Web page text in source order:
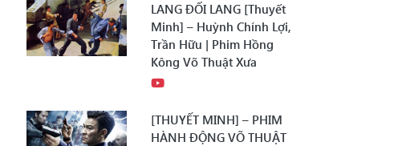
LANG ĐỐI LANG [Thuyết
Minh] – Huỳnh Chính Lợi,
Trần Hữu | Phim Hồng
Kông Võ Thuật Xưa
[THUYẾT MINH] – PHIM
HÀNH ĐỘNG VÕ THUẬT